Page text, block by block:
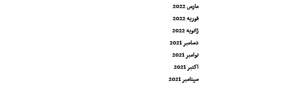
مارس 2022
فوریه 2022
ژانویه 2022
دسامبر 2021
نوامبر 2021
اکتبر 2021
سپتامبر 2021